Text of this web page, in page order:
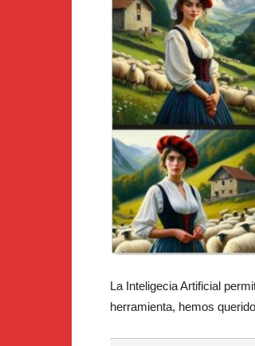
La Inteligecia Artificial
herramienta, hemos